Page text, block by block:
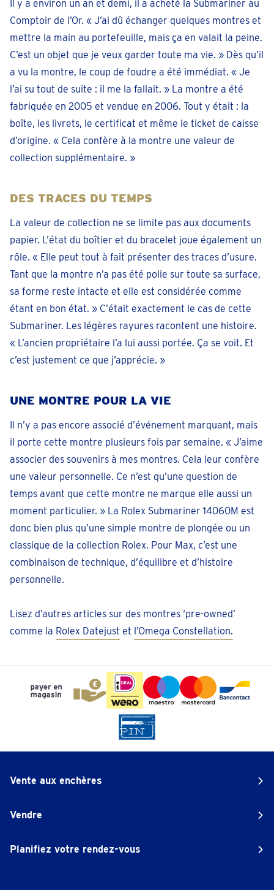
Il y a environ un an et demi, il a acheté la Submariner au
Comptoir de l’Or. « J’ai dû échanger quelques montres et
mettre la main au portefeuille, mais ça en valait la peine.
C’est un objet que je veux garder toute ma vie. » Dès qu’il
a vu la montre, le coup de foudre a été immédiat. « Je
l’ai su tout de suite : il me la fallait. » La montre a été
fabriquée en 2005 et vendue en 2006. Tout y était : la
boîte, les livrets, le certificat et même le ticket de caisse
d’origine. « Cela confère à la montre une valeur de
collection supplémentaire. »
DES TRACES DU TEMPS
La valeur de collection ne se limite pas aux documents
papier. L’état du boîtier et du bracelet joue également un
rôle. « Elle peut tout à fait présenter des traces d’usure.
Tant que la montre n’a pas été polie sur toute sa surface,
sa forme reste intacte et elle est considérée comme
étant en bon état. » C’était exactement le cas de cette
Submariner. Les légères rayures racontent une histoire.
« L’ancien propriétaire l’a lui aussi portée. Ça se voit. Et
c’est justement ce que j’apprécie. »
UNE MONTRE POUR LA VIE
Il n’y a pas encore associé d’événement marquant, mais
il porte cette montre plusieurs fois par semaine. « J’aime
associer des souvenirs à mes montres. Cela leur confère
une valeur personnelle. Ce n’est qu’une question de
temps avant que cette montre ne marque elle aussi un
moment particulier. » La Rolex Submariner 14060M est
donc bien plus qu’une simple montre de plongée ou un
classique de la collection Rolex. Pour Max, c’est une
combinaison de technique, d’équilibre et d’histoire
personnelle.
Lisez d’autres articles sur des montres ‘pre-owned’
comme la Rolex Datejust et l’Omega Constellation.
Vente aux enchères
Vendre
Planifiez votre rendez-vous